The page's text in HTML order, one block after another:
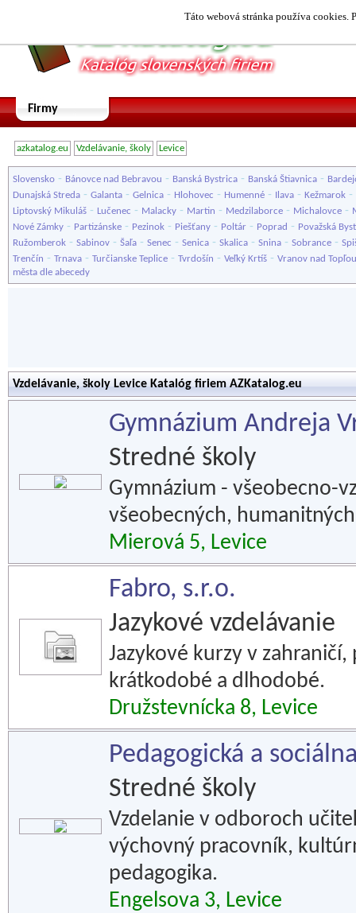
Táto webová stránka používa cookies.
Firmy
azkatalog.eu Vzdelávanie, školy Levice
Slovensko - Bánovce nad Bebravou - Banská Bystrica - Banská Štiavnica -
Dunajská Streda - Galanta - Gelnica - Hlohovec - Humenné - Ilava - Kežmarok -
Liptovský Mikuláš - Lučenec - Malacky - Martin - Medzilaborce - Michalovce -
Nové Zámky - Partizánske - Pezinok - Piešťany - Poltár - Poprad - Považská
Ružomberok - Sabinov - Šaľa - Senec - Senica - Skalica - Snina - Sobrance -
Trenčín - Trnava - Turčianske Teplice - Tvrdošín - Veľký Krtíš - Vranov nad Topľou
města dle abecedy
Vzdelávanie, školy Levice Katalóg firiem AZKatalog.eu
Gymnázium Andreja
Stredné školy
Gymnázium - všeobecno-
všeobecných,
Mierová 5, Levice
Fabro, s.r.o.
Jazykové vzdelávanie
Jazykové kurzy v
krátkodobé a dlhodobé.
Družstevnícka 8, Levice
Pedagogická a
Stredné školy
Vzdelanie v odboroch
výchovný pracovník,
pedagogika.
Engelsova 3, Levice